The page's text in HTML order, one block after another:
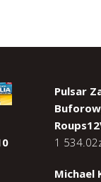
Pulsar
1 534.02
Michael